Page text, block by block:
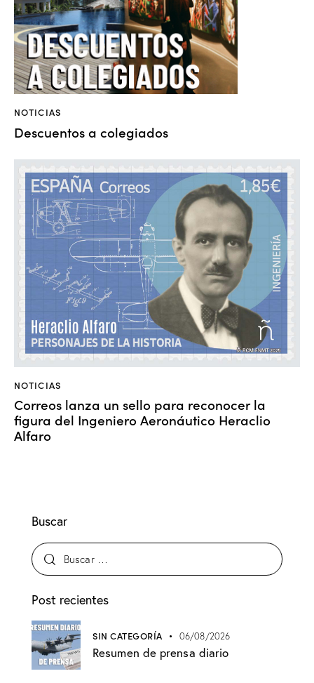
NOTICIAS
Descuentos a colegiados
NOTICIAS
Correos lanza un sello para reconocer la
figura del Ingeniero Aeronáutico Heraclio
Alfaro
Buscar
Post recientes
SIN CATEGORÍA 06/08/2026
Resumen de prensa diario